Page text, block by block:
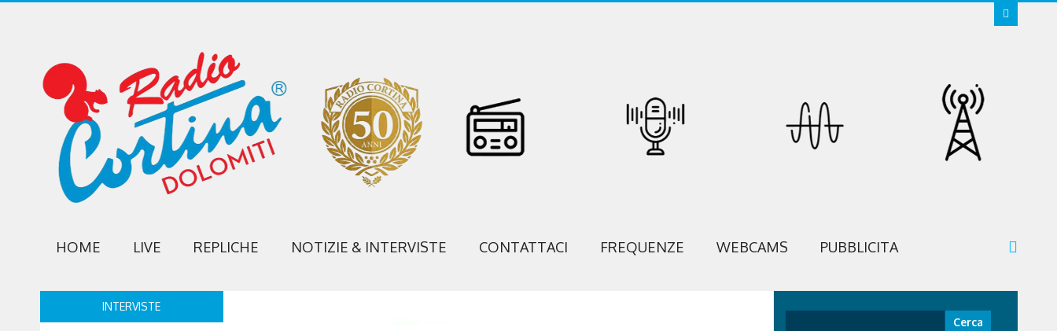
HOME LIVE REPLICHE NOTIZIE & INTERVISTE CONTATTACI FREQUENZE WEBCAMS PUBBLICITA
INTERVISTE